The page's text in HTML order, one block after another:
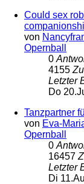
Could sex
von
Opernball
0
4155
Letzter
Do
Tanzpartner
von Eva-
Opernball
0
16457
Letzter
Di